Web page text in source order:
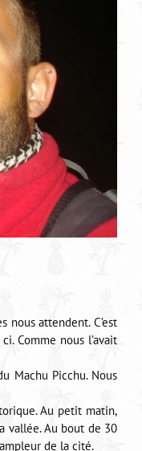
nous attendent. C’est
Comme nous l’avait
Machu Picchu. Nous
Au petit matin,
vallée. Au bout de 30
de la cité.